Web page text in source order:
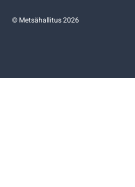
©Metsähallitus 2026